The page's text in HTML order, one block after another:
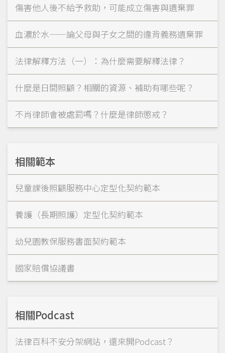
傷害他人後不給予救助，可能成立傷害與遺棄罪
血濃於水——論父母與子女之間的違背義務遺棄罪
法律解釋方法（一）：為什麼需要解釋法律？
什麼是日間照顧？相關的資源、補助有哪些呢？
不肖律師會被處罰嗎？什麼是律師懲戒？
相關範本
兒童課後照顧服務中心定型化契約範本
養護（長期照護）定型化契約範本
幼兒園教保服務書面契約範本
國家賠償協議書
相關Podcast
法律百科不安分架網站，還來開Podcast？